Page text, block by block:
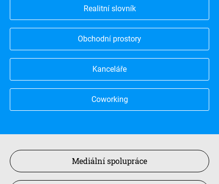
Realitní slovník
Obchodní prostory
Kanceláře
Coworking
Mediální spolupráce